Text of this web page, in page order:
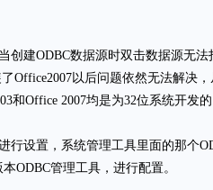
创建ODBC数据源时双击数据源无
Office2007以后问题依然无法解决
和Office 2007均是为32位系统开发的
行设置，系统管理工具里面的那个
本ODBC管理工具，进行配置。